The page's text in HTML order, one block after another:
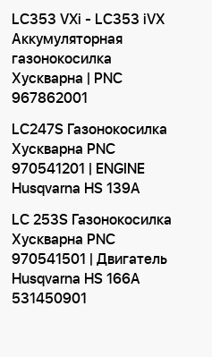
LC353 VXi - LC353 iVX
Аккумуляторная
газонокосилка
Хускварна | PNC
967862001
LC247S Газонокосилка
Хускварна PNC
970541201 | ENGINE
Husqvarna HS 139A
LC 253S Газонокосилка
Хускварна PNC
970541501 | Двигатель
Husqvarna HS 166A
531450901